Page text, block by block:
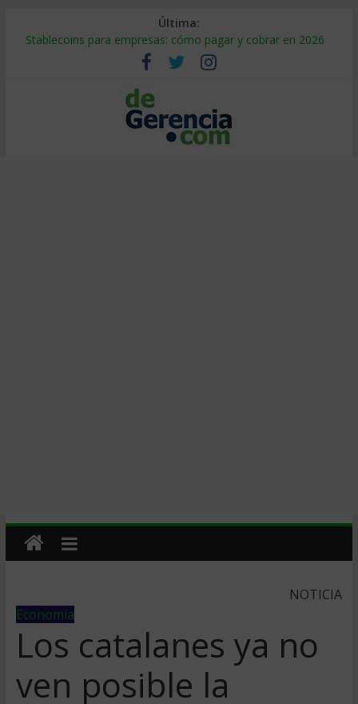
Última:
Stablecoins para empresas: cómo pagar y cobrar en 2026
Despido silencioso: qué es y por qué sale tan caro
IA en selección de personal: cómo auditarla a tiempo
Trabajo forzoso en la cadena de suministro: qué hacer
Mercado hispano de EE. UU.: cómo segmentarlo y venderle
NOTICIA
Economía
Los catalanes ya no
ven posible la